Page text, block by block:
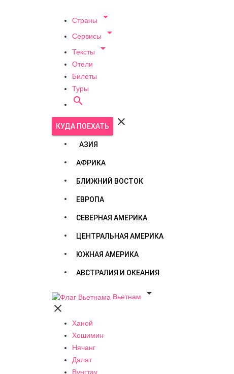
Страны 
Сервисы 
Тексты 
Отели
Билеты
Туры

КУДА ПОЕХАТЬ 
АЗИЯ
АФРИКА
БЛИЖНИЙ ВОСТОК
ЕВРОПА
СЕВЕРНАЯ АМЕРИКА
ЦЕНТРАЛЬНАЯ АМЕРИКА
ЮЖНАЯ АМЕРИКА
АВСТРАЛИЯ И ОКЕАНИЯ
Вьетнам


Ханой
Хошимин
Нячанг
Далат
Вунгтау